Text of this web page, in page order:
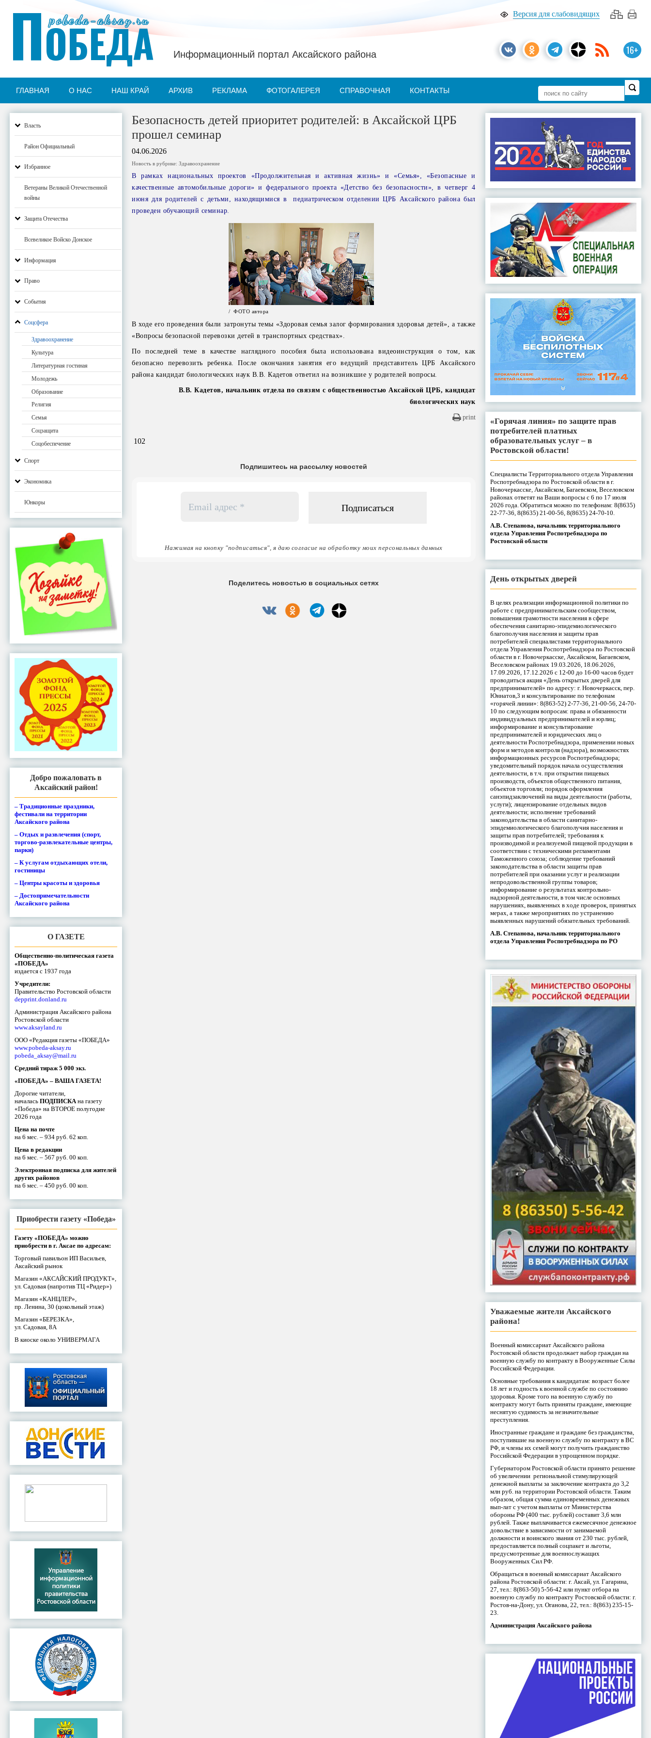
Версия для слабовидящих
16+
pobeda-aksay.ru
ПОБЕДА Информационный портал Аксайского района
ГЛАВНАЯ О НАС НАШ КРАЙ АРХИВ РЕКЛАМА ФОТОГАЛЕРЕЯ СПРАВОЧНАЯ КОНТАКТЫ
Власть
Район Официальный
Избранное
Ветераны Великой Отечественной
войны
Защита Отечества
Всевеликое Войско Донское
Информация
Право
События
Соцсфера
Здравоохранение
Культура
Литературная гостиная
Молодежь
Образование
Религия
Семья
Соцзащита
Соцобеспечение
Спорт
Экономика
Юнкоры
Добро пожаловать в
Аксайский район!
– Традиционные праздники,
фестивали на территории
Аксайского района
– Отдых и развлечения (спорт,
торгово-развлекательные центры,
парки)
– К услугам отдыхающих отели,
гостиницы
– Центры красоты и здоровья
– Достопримечательности
Аксайского района
О ГАЗЕТЕ
Общественно-политическая газета
«ПОБЕДА»
издается с 1937 года
Учредители:
Правительство Ростовской области
depprint.donland.ru
Администрация Аксайского района
Ростовской области
www.aksayland.ru
ООО «Редакция газеты «ПОБЕДА»
www.pobeda-aksay.ru
pobeda_aksay@mail.ru
Средний тираж 5 000 экз.
«ПОБЕДА» – ВАША ГАЗЕТА!
Дорогие читатели,
началась ПОДПИСКА на газету
«Победа» на ВТОРОЕ полугодие
2026 года
Цена на почте
на 6 мес. – 934 руб. 62 коп.
Цена в редакции
на 6 мес. – 567 руб. 00 коп.
Электронная подписка для жителей
других районов
на 6 мес. – 450 руб. 00 коп.
Приобрести газету «Победа»
Газету «ПОБЕДА» можно
приобрести в г. Аксае по адресам:
Торговый павильон ИП Васильев,
Аксайский рынок
Магазин «АКСАЙСКИЙ ПРОДУКТ»,
ул. Садовая (напротив ТЦ «Ридер»)
Магазин «КАНЦЛЕР»,
пр. Ленина, 30 (цокольный этаж)
Магазин «БЕРЕЗКА»,
ул. Садовая, 8А
В киоске около УНИВЕРМАГА
Безопасность детей приоритет родителей: в Аксайской ЦРБ
прошел семинар
04.06.2026
Новость в рубрике:Здравоохранение
В рамках национальных проектов «Продолжительная и активная жизнь» и «Семья», «Безопасные и
качественные автомобильные дороги» и федерального проекта «Детство без безопасности», в четверг 4
июня для родителей с детьми, находящимися в педиатрическом отделении ЦРБ Аксайского района был
проведен обучающий семинар.
/ ФОТО автора
В ходе его проведения были затронуты темы «Здоровая семья залог формирования здоровья детей», а также
«Вопросы безопасной перевозки детей в транспортных средствах».
По последней теме в качестве наглядного пособия была использована видеоинструкция о том, как
безопасно перевозить ребенка. После окончания занятия его ведущий представитель ЦРБ Аксайского
района кандидат биологических наук В.В. Кадетов ответил на возникшие у родителей вопросы.
В.В. Кадетов, начальник отдела по связям с общественностью Аксайской ЦРБ, кандидат
биологических наук
print
102
Подпишитесь на рассылку новостей
адрес
Нажимая на кнопку "подписаться", я даю согласие на обработку моих персональных данных
Поделитесь новостью в социальных сетях
«Горячая линия» по защите прав
потребителей платных
образовательных услуг – в
Ростовской области!
Специалисты Территориального отдела Управления
Роспотребнадзора по Ростовской области в г.
Новочеркасске, Аксайском, Багаевском, Веселовском
районах ответят на Ваши вопросы с 6 по 17 июля
2026 года. Обратиться можно по телефонам: 8(8635)
22-77-36, 8(8635) 21-00-56, 8(8635) 24-70-10.
А.В. Степанова, начальник территориального
отдела Управления Роспотребнадзора по
Ростовской области
День открытых дверей
В целях реализации информационной политики по
работе с предпринимательским сообществом,
повышения грамотности населения в сфере
обеспечения санитарно-эпидемиологического
благополучия населения и защиты прав
потребителей специалистами территориального
отдела Управления Роспотребнадзора по Ростовской
области в г. Новочеркасске, Аксайском, Багаевском,
Веселовском районах 19.03.2026, 18.06.2026,
17.09.2026, 17.12.2026 с 12-00 до 16-00 часов будет
проводиться акция «День открытых дверей для
предпринимателей» по адресу: г. Новочеркасск, пер.
Юннатов,3 и консультирование по телефонам
«горячей линии»: 8(863-52) 2-77-36, 21-00-56, 24-70-
10 по следующим вопросам: права и обязанности
индивидуальных предпринимателей и юрлиц;
информирование и консультирование
предпринимателей и юридических лиц о
деятельности Роспотребнадзора, применении новых
форм и методов контроля (надзора), возможностях
информационных ресурсов Роспотребнадзора;
уведомительный порядок начала осуществления
деятельности, в т.ч. при открытии пищевых
производств, объектов общественного питания,
объектов торговли; порядок оформления
санэпидзаключений на виды деятельности (работы,
услуги); лицензирование отдельных видов
деятельности; исполнение требований
законодательства в области санитарно-
эпидемиологического благополучия населения и
защиты прав потребителей; требования к
производимой и реализуемой пищевой продукции в
соответствии с техническими регламентами
Таможенного союза; соблюдение требований
законодательства в области защиты прав
потребителей при оказании услуг и реализации
непродовольственной группы товаров;
информирование о результатах контрольно-
надзорной деятельности, в том числе основных
нарушениях, выявленных в ходе проверок, принятых
мерах, а также мероприятиях по устранению
выявленных нарушений обязательных требований.
А.В. Степанова, начальник территориального
отдела Управления Роспотребнадзора по РО
Уважаемые жители Аксайского
района!
Военный комиссариат Аксайского района
Ростовской области продолжает набор граждан на
военную службу по контракту в Вооруженные Силы
Российской Федерации.
Основные требования к кандидатам: возраст более
18 лет и годность к военной службе по состоянию
здоровья. Кроме того на военную службу по
контракту могут быть приняты граждане, имеющие
неснятую судимость за незначительные
преступления.
Иностранные граждане и граждане без гражданства,
поступившие на военную службу по контракту в ВС
РФ, и члены их семей могут получить гражданство
Российской Федерации в упрощенном порядке.
Губернатором Ростовской области принято решение
об увеличении региональной стимулирующей
денежной выплаты за заключение контракта до 3,2
млн руб. на территории Ростовской области. Таким
образом, общая сумма единовременных денежных
вып-лат с учетом выплаты от Министерства
обороны РФ (400 тыс. рублей) составит 3,6 млн
рублей. Также выплачивается ежемесячное денежное
довольствие в зависимости от занимаемой
должности и воинского звания от 230 тыс. рублей,
предоставляется полный соцпакет и льготы,
предусмотренные для военнослужащих
Вооруженных Сил РФ.
Обращаться в военный комиссариат Аксайского
района Ростовской области: г. Аксай, ул. Гагарина,
27, тел.: 8(863-50) 5-56-42 или пункт отбора на
военную службу по контракту Ростовской области: г.
Ростов-на-Дону, ул. Оганова, 22, тел.: 8(863) 235-15-
23.
Администрация Аксайского района